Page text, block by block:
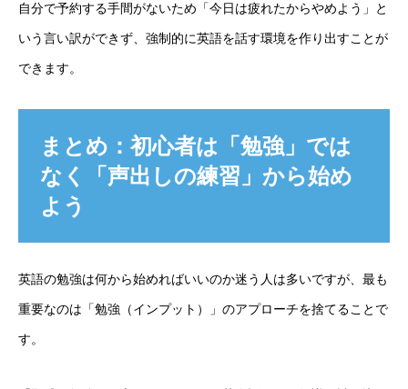
自分で予約する手間がないため「今日は疲れたからやめよう」と
いう言い訳ができず、強制的に英語を話す環境を作り出すことが
できます。
まとめ：初心者は「勉強」では
なく「声出しの練習」から始め
よう
英語の勉強は何から始めればいいのか迷う人は多いですが、最も
重要なのは「勉強（インプット）」のアプローチを捨てることで
す。